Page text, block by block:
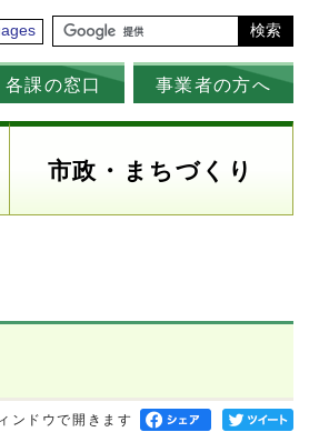
検索
各課の窓口 事業者の方へ
市政・まちづくり
ンドウで開きます